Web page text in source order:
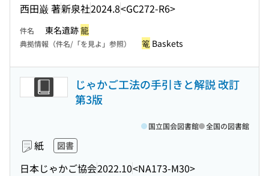
西田巌 著新泉社2024.8<GC272-R6>
件名 東名遺跡籠
典拠情報（件名/「を見よ」参照） 篭 Baskets
じゃかご工法の手引きと解説 改訂
第3版
紙 図書
日本じゃかご協会2022.10<NA173-M30>
国立国会図書館 全国の図書館